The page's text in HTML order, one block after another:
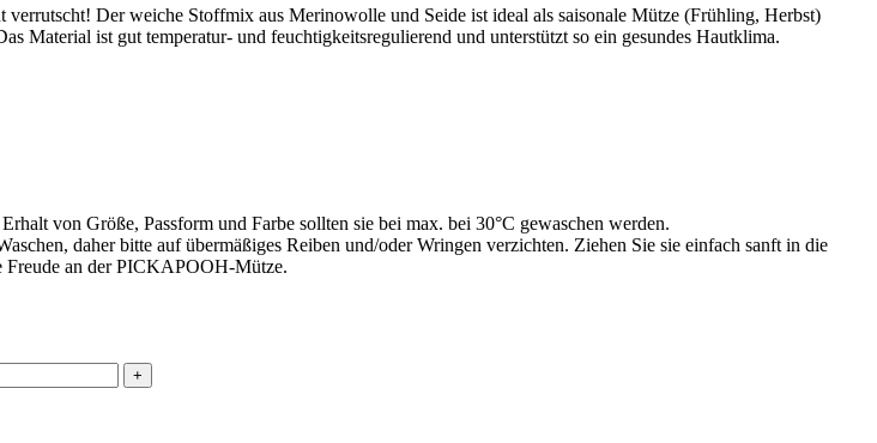
Der weiche Stoffmix aus Merinowolle und Seide ist ideal als saisonale Mütze (Frühling, Herbst)
ist gut temperatur- und feuchtigkeitsregulierend und unterstützt so ein gesundes Hautklima.
von Größe, Passform und Farbe sollten sie bei max. bei 30°C gewaschen werden.
daher bitte auf übermäßiges Reiben und/oder Wringen verzichten. Ziehen Sie sie einfach sanft in die
Freude an der PICKAPOOH-Mütze.